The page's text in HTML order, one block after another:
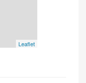
Leaflet